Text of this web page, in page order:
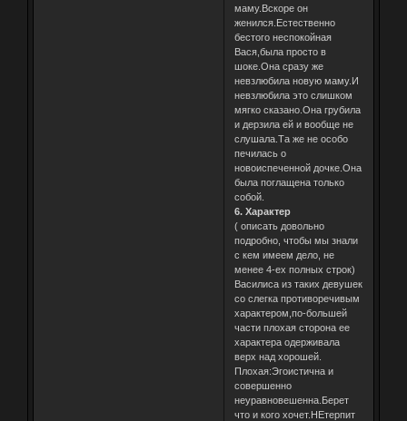
маму.Вскоре он
женился.Естественно
бестого неспокойная
Вася,была просто в
шоке.Она сразу же
невзлюбила новую маму.И
невзлюбила это слишком
мягко сказано.Она грубила
и дерзила ей и вообще не
слушала.Та же не особо
печилась о
новоиспеченной дочке.Она
была поглащена только
собой.
6. Характер
( описать довольно
подробно, чтобы мы знали
с кем имеем дело, не
менее 4-ех полных строк)
Василиса из таких девушек
со слегка противоречивым
характером,по-большей
части плохая сторона ее
характера одерживала
верх над хорошей.
Плохая:Эгоистична и
совершенно
неуравновешенна.Берет
что и кого хочет.НЕтерпит